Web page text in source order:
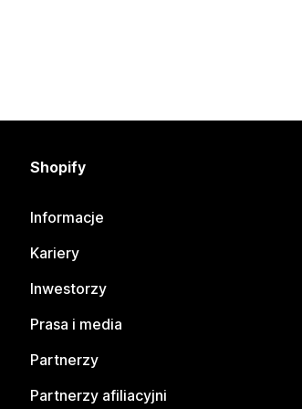
Shopify
Informacje
Kariery
Inwestorzy
Prasa i media
Partnerzy
Partnerzy afiliacyjni